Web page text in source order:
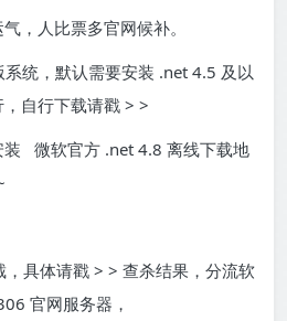
，人比票多官网候补。
统，默认需要安装 .net 4.5 及以
自行下载请戳 > >
微软官方 .net 4.8 离线下载地
具体请戳 > > 查杀结果，分流软
官网服务器，